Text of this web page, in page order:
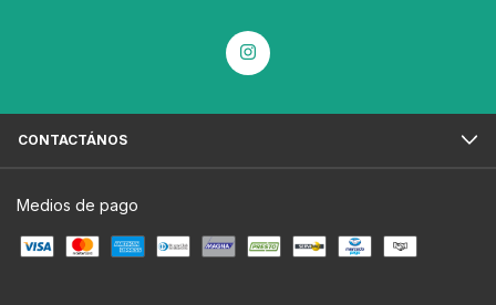
CONTACTÁNOS
Medios de pago